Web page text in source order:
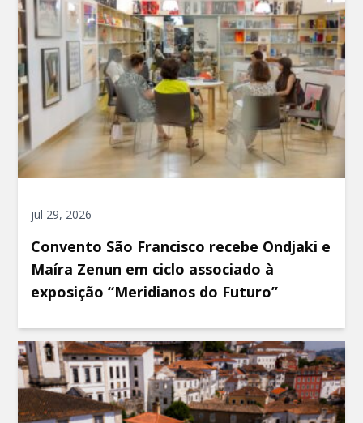
jul 29, 2026
Convento São Francisco recebe Ondjaki e
Maíra Zenun em ciclo associado à
exposição “Meridianos do Futuro”